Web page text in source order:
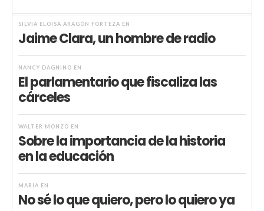
SILVIA ELOISA ARAGÓN FORTEZA EN
Jaime Clara, un hombre de radio
NANCY DAGNINO EN
El parlamentario que fiscaliza las
cárceles
WALTER MONZÓ EN
Sobre la importancia de la historia
en la educación
MARIA EN
No sé lo que quiero, pero lo quiero ya